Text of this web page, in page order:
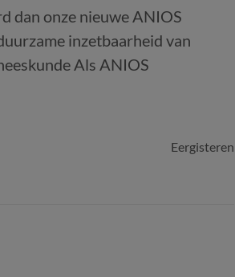
dan onze nieuwe ANIOS
inzetbaarheid van
Als ANIOS
Eergisteren